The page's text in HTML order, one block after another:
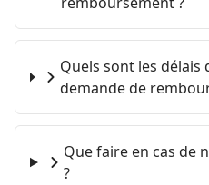
Quels sont les
demande de
Que faire en cas de
?